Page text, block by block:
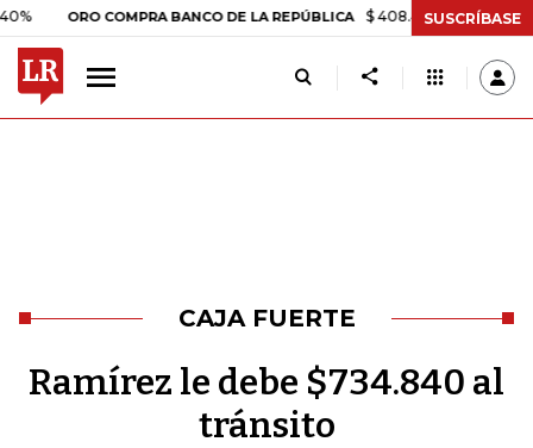
ORO COMPRA BANCO DE LA REPÚBLICA $ 408.498,97 +$ 8.753,81
SUSCRÍBASE
CAJA FUERTE
Ramírez le debe $734.840 al
tránsito